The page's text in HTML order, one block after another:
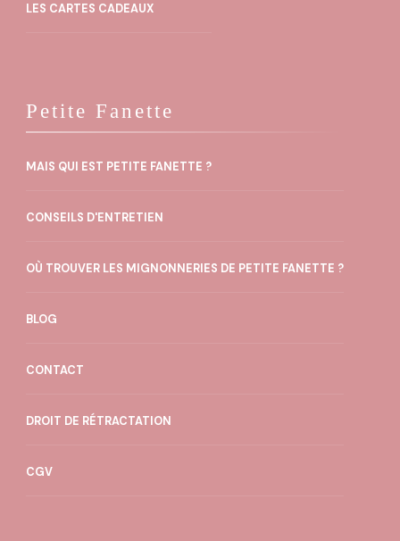
LES CARTES CADEAUX
Petite Fanette
MAIS QUI EST PETITE FANETTE ?
CONSEILS D'ENTRETIEN
OÙ TROUVER LES MIGNONNERIES DE PETITE FANETTE ?
BLOG
CONTACT
DROIT DE RÉTRACTATION
CGV